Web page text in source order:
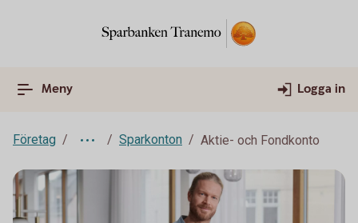
Meny Logga in
Företag Sparkonton Aktie- och Fondkonto